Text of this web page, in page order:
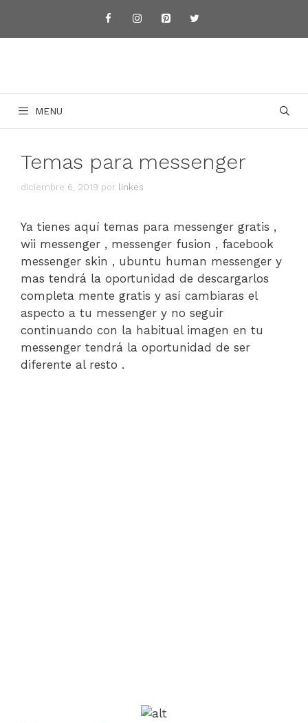
contenido
MENU
Temas para messenger
diciembre 6, 2019 por linkes
Ya tienes aquí temas para messenger gratis ,
wii messenger , messenger fusion , facebook
messenger skin , ubuntu human messenger y
mas tendrá la oportunidad de descargarlos
completa mente gratis y así cambiaras el
aspecto a tu messenger y no seguir
continuando con la habitual imagen en tu
messenger tendrá la oportunidad de ser
diferente al resto .